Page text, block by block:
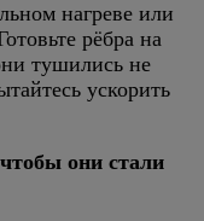
нагреве или
рёбра на
тушились не
ускорить
они стали